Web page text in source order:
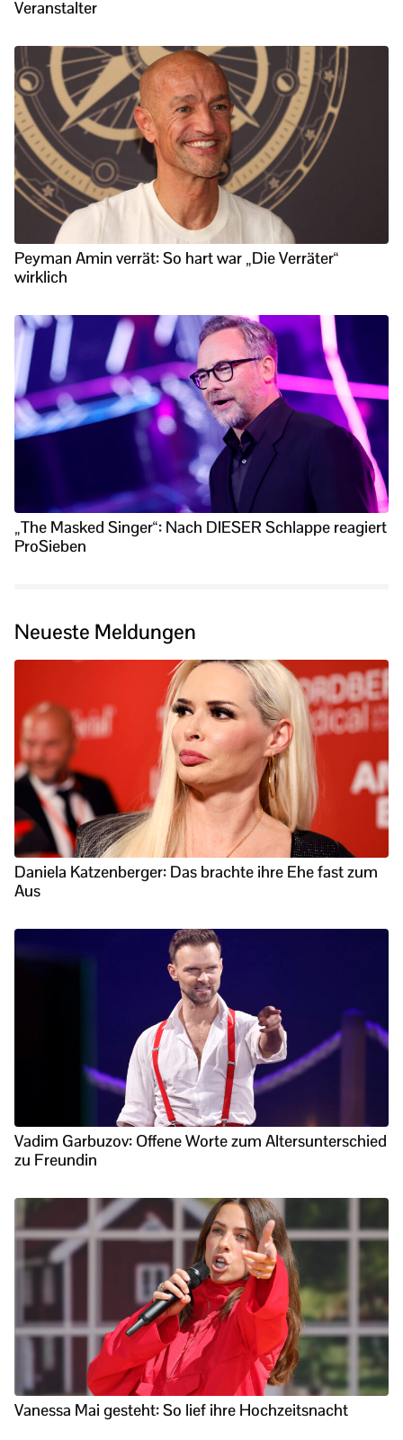
Veranstalter
Peyman Amin verrät: So hart war „Die Verräter“
wirklich
„The Masked Singer“: Nach DIESER Schlappe reagiert
ProSieben
Neueste Meldungen
Daniela Katzenberger: Das brachte ihre Ehe fast zum
Aus
Vadim Garbuzov: Offene Worte zum Altersunterschied
zu Freundin
Vanessa Mai gesteht: So lief ihre Hochzeitsnacht